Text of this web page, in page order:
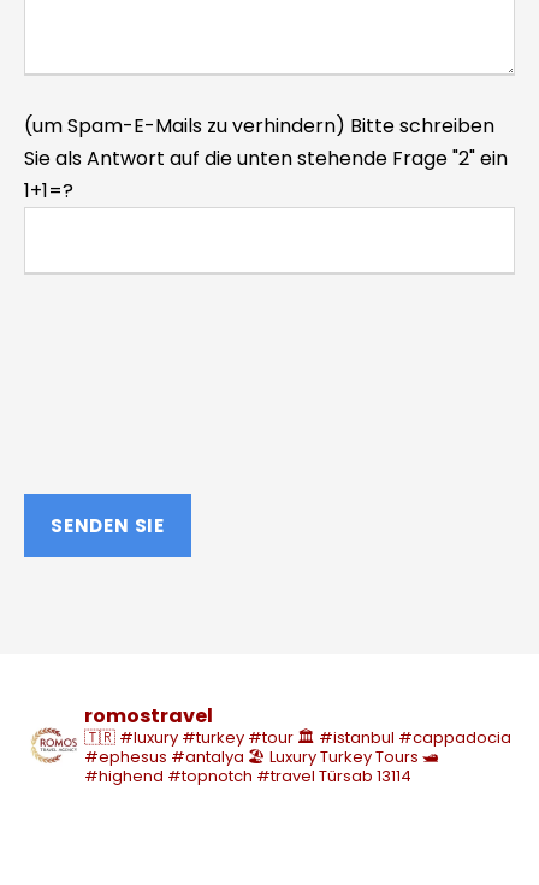
(um Spam-E-Mails zu verhindern) Bitte schreiben
Sie als Antwort auf die unten stehende Frage "2" ein
1+1=?
romostravel
🇹🇷 #luxury #turkey #tour 🏛️ #istanbul #cappadocia
#ephesus #antalya 🏖️ Luxury Turkey Tours 🛥️
#highend #topnotch #travel Türsab 13114